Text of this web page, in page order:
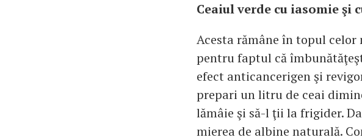
Ceaiul verde cu iasomie şi
Acesta rămâne în topul
pentru faptul că
efect anticancerigen şi
prepari un litru de ceai
lămâie şi să-l ţii la frigider.
mierea de albine naturală.